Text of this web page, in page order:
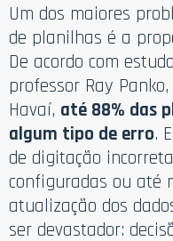
Um dos maiores
de planilhas é a
De acordo com
professor Ray
Havaí, até 88% das
algum tipo de erro.
de digitação
configuradas ou até
atualização dos
ser devastador: